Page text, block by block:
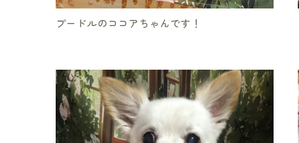
プードルのココアちゃんです！